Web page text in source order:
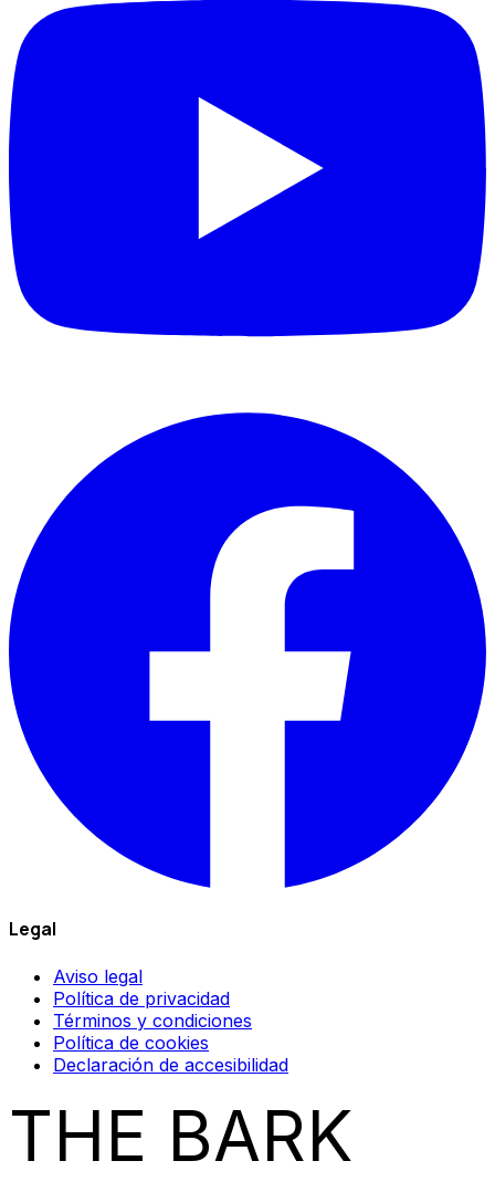
Legal
Aviso legal
Política de privacidad
Términos y condiciones
Política de cookies
Declaración de accesibilidad
THE BARK